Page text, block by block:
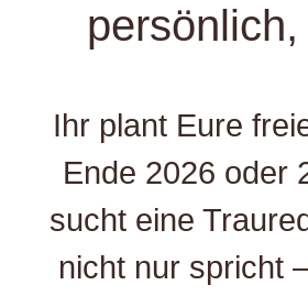
persönlich,
Ihr plant Eure
Ende 2026 oder
sucht eine
nicht nur spricht